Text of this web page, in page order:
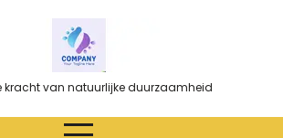
kracht van natuurlijke duurzaamheid